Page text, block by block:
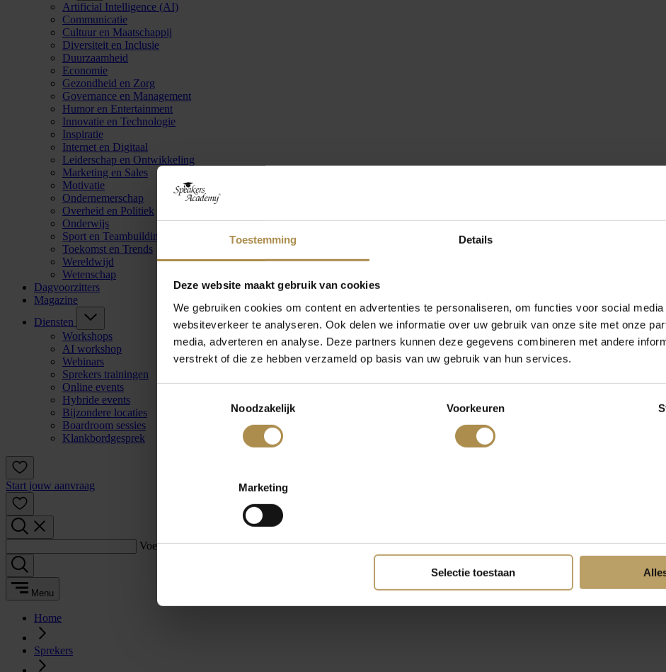
Toestemming Details
Deze website maakt gebruik van cookies
We gebruiken cookies om content en advertenties te personaliseren, om functies voor social
websiteverkeer te analyseren. Ook delen we informatie over uw gebruik van onze site met onze
media, adverteren en analyse. Deze partners kunnen deze gegevens combineren met andere
verstrekt of die ze hebben verzameld op basis van uw gebruik van hun services.
Noodzakelijk
Voorkeuren
Marketing
Selectie toestaan
Artificial Intelligence (AI)
Communicatie
Cultuur en Maatschappij
Diversiteit en Inclusie
Duurzaamheid
Economie
Gezondheid en Zorg
Governance en Management
Humor en Entertainment
Innovatie en Technologie
Inspiratie
Internet en Digitaal
Leiderschap en Ontwikkeling
Marketing en Sales
Motivatie
Ondernemerschap
Overheid en Politiek
Onderwijs
Sport en Teambuilding
Toekomst en Trends
Wereldwijd
Wetenschap
Dagvoorzitters
Magazine
Diensten
Workshops
AI workshop
Webinars
Sprekers trainingen
Online events
Hybride events
Bijzondere locaties
Boardroom sessies
Klankbordgesprek
Start jouw aanvraag
Voer een zoekterm in:
Menu
Home
Sprekers